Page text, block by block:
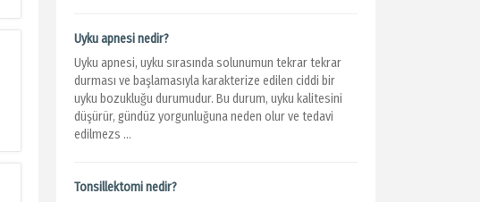
Uyku apnesi nedir?
Uyku apnesi, uyku sırasında solunumun tekrar tekrar
durması ve başlamasıyla karakterize edilen ciddi bir
uyku bozukluğu durumudur. Bu durum, uyku kalitesini
düşürür, gündüz yorgunluğuna neden olur ve tedavi
edilmezs ...
Tonsillektomi nedir?